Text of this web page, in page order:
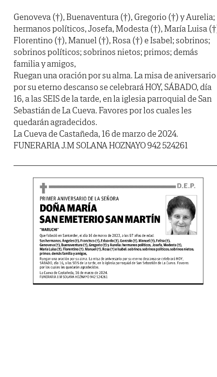
Genoveva (†), Buenaventura (†), Gregorio (†) y Aurelia;
hermanos políticos, Josefa, Modesta (†), María Luisa
Florentino (†), Manuel (†), Rosa (†) e Isabel; sobrinos;
sobrinos políticos; sobrinos nietos; primos; demás
familia y amigos,
Ruegan una oración por su alma. La misa de aniversario
por su eterno descanso se celebrará HOY, SÁBADO, día
16, a las SEIS de la tarde, en la iglesia parroquial de San
Sebastián de La Cueva. Favores por los cuales les
quedarán agradecidos.
La Cueva de Castañeda, 16 de marzo de 2024.
FUNERARIA J.M SOLANA HOZNAYO 942 524261